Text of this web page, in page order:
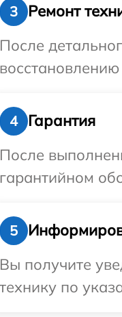
3
Ремонт
После
восстановлению
4
Гарантия
После
гарантийном
5
Вы получите
технику по